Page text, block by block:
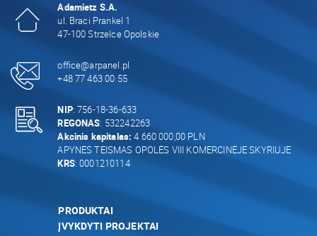
Adamietz S.A.
ul. Braci Prankel 1
47-100 Strzelce Opolskie
office@arpanel.pl
+48 77 463 00 55
NIP: 756-18-36-633
REGONAS: 532242263
Akcinis kapitalas: 4 660 000,00 PLN
APYNĖS TEISMAS OPOLĖS VIII KOMERCINĖJE SKYRIUJE
KRS: 0001210114
PRODUKTAI
ĮVYKDYTI PROJEKTAI